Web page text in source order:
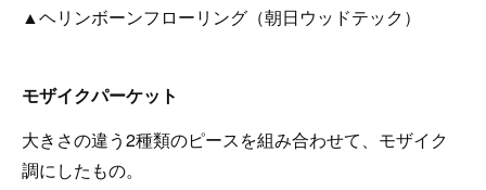
▲ヘリンボーンフローリング（朝日ウッドテック）
モザイクパーケット
大きさの違う2種類のピースを組み合わせて、モザイク
調にしたもの。